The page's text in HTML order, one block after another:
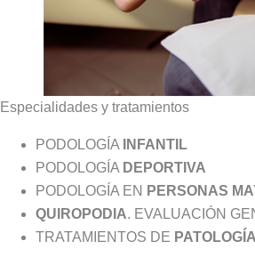
Especialidades y tratamientos
PODOLOGÍA
INFANTIL
PODOLOGÍA DEPORTIVA
PODOLOGÍA EN PERSONAS
QUIROPODIA. EVALUACIÓN
TRATAMIENTOS DE